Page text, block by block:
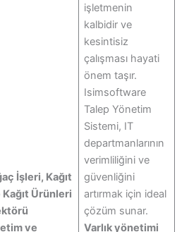
İşleri, Kağıt
Kağıt Ürünleri
ve
işletmenin
kalbidir ve
kesintisiz
çalışması hayati
önem taşır.
Isimsoftware
Talep Yönetim
Sistemi, IT
departmanlarının
verimliliğini ve
güvenliğini
artırmak için ideal
çözüm sunar.
Varlık yönetimi